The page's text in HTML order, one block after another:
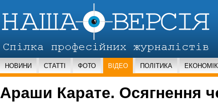
НОВИНИ СТАТТІ ФОТО ВІДЕО ПОЛІТИКА
Араши Карате. Осягнення